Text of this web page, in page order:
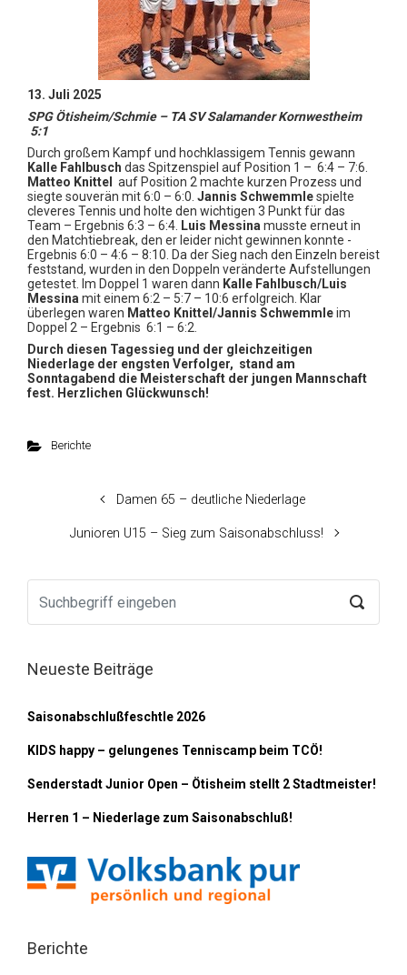
13. Juli 2025
SPG Ötisheim/Schmie – TA SV Salamander Kornwestheim
5:1
Durch großem Kampf und hochklassigem Tennis gewann
Kalle Fahlbusch das Spitzenspiel auf Position 1 – 6:4 – 7:6.
Matteo Knittel
auf Position 2 machte kurzen Prozess und
siegte souverän mit 6:0 – 6:0. Jannis Schwemmlespielte
cleveres Tennis und holte den wichtigen 3 Punkt für das
Team – Ergebnis 6:3 – 6:4. Luis Messina musste erneut in
den Matchtiebreak, den er leider nicht gewinnen konnte -
Ergebnis 6:0 – 4:6 – 8:10. Da der Sieg nach den Einzeln bereist
feststand, wurden in den Doppeln veränderte Aufstellungen
getestet. Im Doppel 1 waren dann Kalle Fahlbusch/Luis
Messina mit einem 6:2 – 5:7 – 10:6 erfolgreich. Klar
überlegen waren Matteo Knittel/Jannis Schwemmleim
Doppel 2 – Ergebnis 6:1 – 6:2.
Durch diesen Tagessieg und der gleichzeitigen
Niederlage der engsten Verfolger, stand am
Sonntagabend die Meisterschaft der jungen Mannschaft
fest. Herzlichen Glückwunsch!
Berichte
Damen 65 – deutliche Niederlage
Junioren U15 – Sieg zum Saisonabschluss!
Neueste Beiträge
Saisonabschlußfeschtle 2026
KIDS happy – gelungenes Tenniscamp beim TCÖ!
Senderstadt Junior Open – Ötisheim stellt 2 Stadtmeister!
Herren 1 – Niederlage zum Saisonabschluß!
Berichte